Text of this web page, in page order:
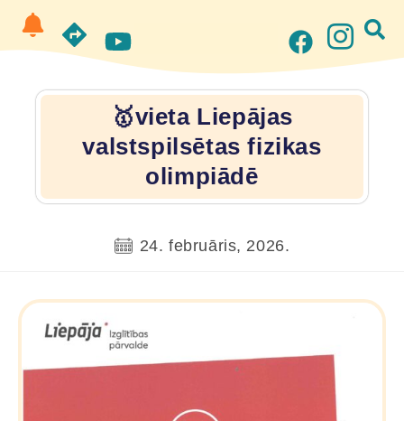
🥇vieta Liepājas
valstspilsētas fizikas
olimpiādē
24. februāris, 2026.